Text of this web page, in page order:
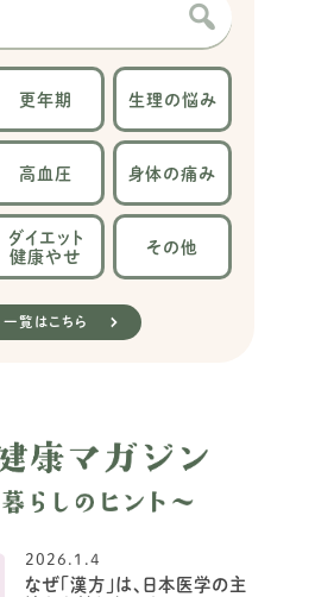
更年期 生理の悩み
高血圧 身体の痛み
ダイエット
健康やせ
その他
一覧はこちら
2026.1.4
なぜ「漢方」は、日本医学の主